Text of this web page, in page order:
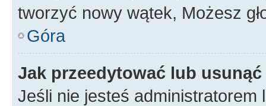
tworzyć nowy wątek, Możesz
Góra
Jak przeedytować lub
Jeśli nie jesteś